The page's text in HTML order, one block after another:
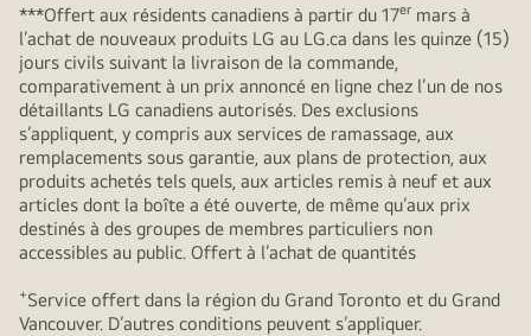
***Offert aux résidents canadiens à partir du 17er mars à
l’achat de nouveaux produits LG au LG.ca dans les quinze (15)
jours civils suivant la livraison de la commande,
comparativement à un prix annoncé en ligne chez l’un de nos
détaillants LG canadiens autorisés. Des exclusions
s’appliquent, y compris aux services de ramassage, aux
remplacements sous garantie, aux plans de protection, aux
produits achetés tels quels, aux articles remis à neuf et aux
articles dont la boîte a été ouverte, de même qu’aux prix
destinés à des groupes de membres particuliers non
accessibles au public. Offert à l’achat de quantités
+Service offert dans la région du Grand Toronto et du Grand
Vancouver. D’autres conditions peuvent s’appliquer.